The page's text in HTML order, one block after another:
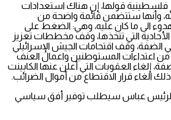
قولها، إن هناك استعدادات
الله، وأنها ستتضمن قائمة واضحة من
الى ما كان عليه، وهي: الضغط على
التي تتخذها، وقف مخططات تعزيز
الضفة، وقف اقتحامات الجيش الإسرائيلي
من اعتداءات المستوطنين واعمال العنف
إلغاء العقوبات التي أعلن عنها الكابينت
الغاء قرار الاقتطاع من أموال الضرائب.
الرئيس عباس سيطلب توفير أفق سياسي